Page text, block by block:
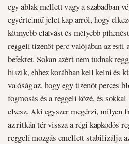
egy ablak mellett vagy a szabadban
egyértelmű jelet kap arról, hogy
könnyebb elalvást és mélyebb
reggeli tizenöt perc valójában az esti
befektet. Sokan azért nem tudnak
hiszik, ehhez korábban kell kelni és
valóság az, hogy egy tizenöt perces
fogmosás és a reggeli közé, és
elvesz. Aki egyszer megérzi, milyen
az ritkán tér vissza a régi kapkodós
reggeli mozgás emellett stabilizálja